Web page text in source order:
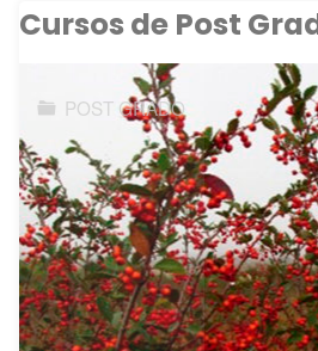
Grado"
Cursos de Post
POST GRADO